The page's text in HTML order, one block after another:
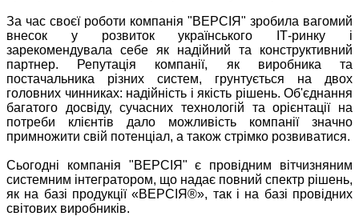
За час своєї роботи компанія "ВЕРСІЯ" зробила вагомий
внесок у розвиток українського ІТ-ринку і
зарекомендувала себе як надійний та конструктивний
партнер. Репутація компанії, як виробника та
постачальника різних систем, грунтується на двох
головних чинниках: надійність і якість рішень. Об'єднання
багатого досвіду, сучасних технологій та орієнтації на
потреби клієнтів дало можливість компанії значно
примножити свій потенціал, а також стрімко розвиватися.
Сьогодні компанія "ВЕРСІЯ" є провідним вітчизняним
системним інтегратором, що надає повний спектр рішень,
як на базі продукції «ВЕРСІЯ®», так і на базі провідних
світових виробників.